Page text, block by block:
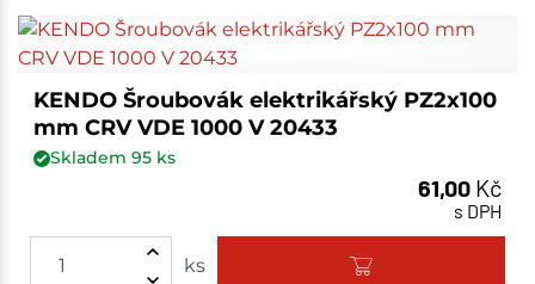
KENDO Šroubovák elektrikářský PZ2x100
mm CRV VDE 1000 V 20433
Skladem 95ks
61,00 Kč
s DPH
ks